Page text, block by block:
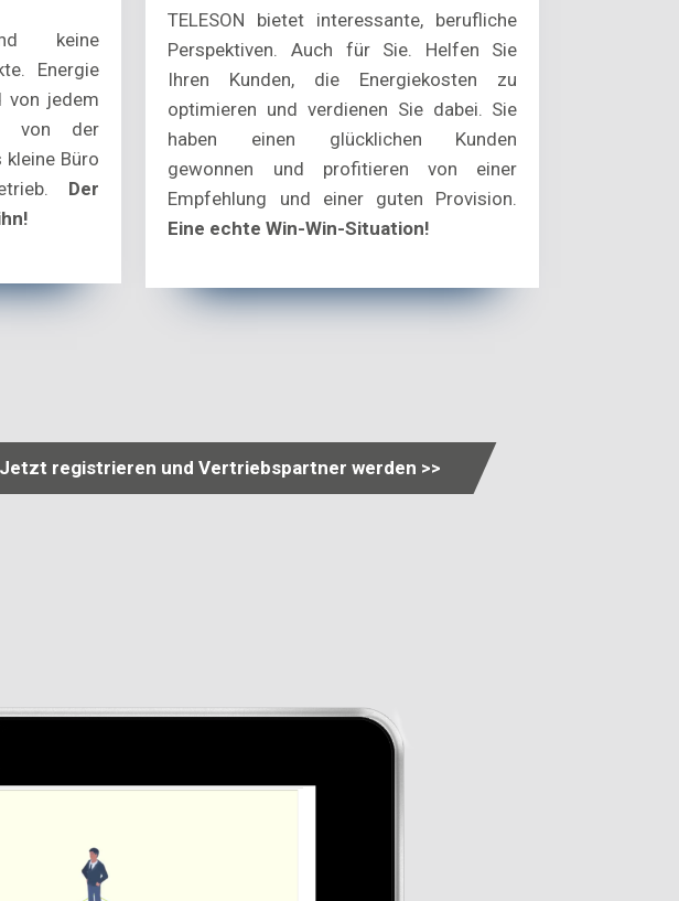
keine
Energie
von jedem
- von der
kleine Büro
Der
TELESON bietet interessante, berufliche
Perspektiven. Auch für Sie. Helfen Sie
Ihren Kunden, die Energiekosten zu
optimieren und verdienen Sie dabei. Sie
haben einen glücklichen Kunden
gewonnen und profitieren von einer
Empfehlung und einer guten Provision.
Eine echte Win-Win-Situation!
Jetzt registrieren und Vertriebspartner werden >>